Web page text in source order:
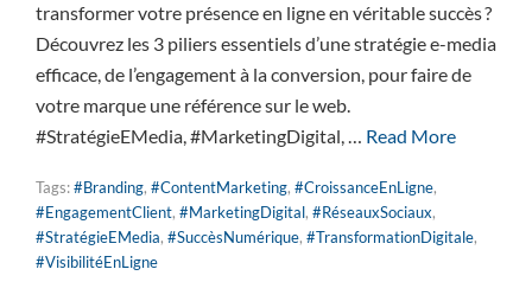
transformer votre présence en ligne en véritable succès ?
Découvrez les 3 piliers essentiels d’une stratégie e-media
efficace, de l’engagement à la conversion, pour faire de
votre marque une référence sur le web.
#StratégieEMedia, #MarketingDigital, … Read More
Tags:#Branding, #ContentMarketing, #CroissanceEnLigne,
#EngagementClient, #MarketingDigital, #RéseauxSociaux,
#StratégieEMedia, #SuccèsNumérique, #TransformationDigitale,
#VisibilitéEnLigne